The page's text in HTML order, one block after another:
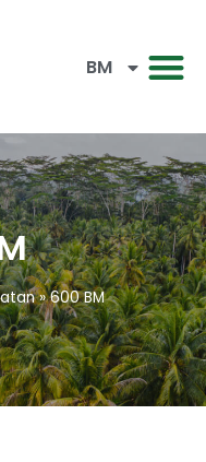
BM
CN
»600 BM